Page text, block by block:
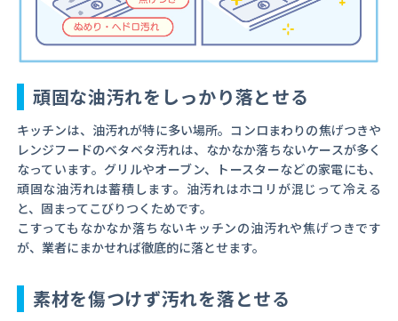
頑固な油汚れをしっかり落とせる
キッチンは、油汚れが特に多い場所。コンロまわりの焦げつきや
レンジフードのベタベタ汚れは、なかなか落ちないケースが多く
なっています。グリルやオーブン、トースターなどの家電にも、
頑固な油汚れは蓄積します。油汚れはホコリが混じって冷える
と、固まってこびりつくためです。
こすってもなかなか落ちないキッチンの油汚れや焦げつきです
が、業者にまかせれば徹底的に落とせます。
素材を傷つけず汚れを落とせる